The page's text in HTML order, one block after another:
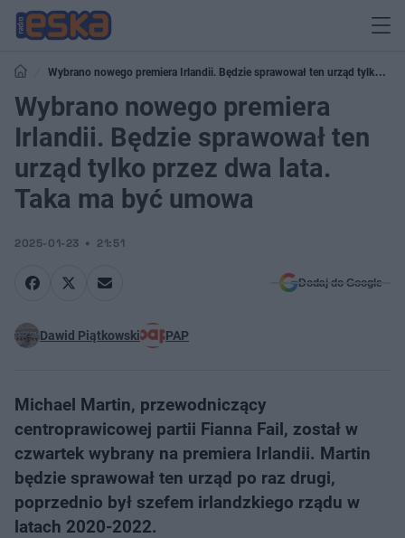
Wybrano nowego premiera Irlandii. Będzie sprawował ten urząd tylko
przez dwa lata. Taka ma być umowa
Wybrano nowego premiera
Irlandii. Będzie sprawował ten
urząd tylko przez dwa lata.
Taka ma być umowa
2025-01-23 21:51
Dodaj do Google
Dawid Piątkowski PAP
Michael Martin, przewodniczący
centroprawicowej partii Fianna Fail, został w
czwartek wybrany na premiera Irlandii. Martin
będzie sprawował ten urząd po raz drugi,
poprzednio był szefem irlandzkiego rządu w
latach 2020-2022.